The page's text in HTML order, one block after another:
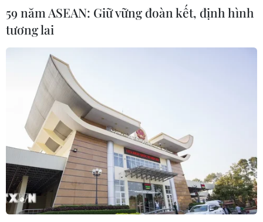
NAPAS và KiotViet hợp tác mở rộng
hệ sinh thái thanh toán VietQR
06/08/2026 14:03
BIDV chốt ngày chia 498 triệu cổ
phiếu, tăng vốn điều lệ lên 77.783 tỷ
đồng
06/08/2026 13:42
59 năm ASEAN: Giữ vững đoàn kết, định hình
tương lai